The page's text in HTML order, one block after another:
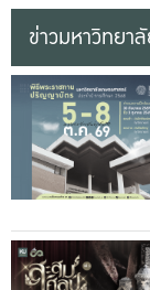
ข่าวมหาวิทยา